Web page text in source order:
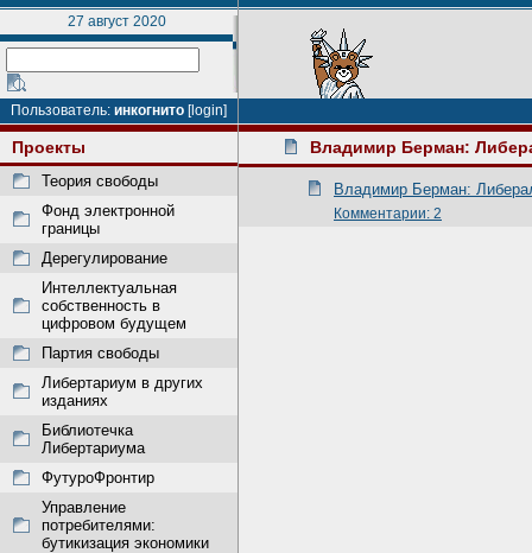
27 август 2020
Пользователь: инкогнито [login]
Проекты
Теория свободы
Фонд электронной
границы
Дерегулирование
Интеллектуальная
собственность в
цифровом будущем
Партия свободы
Либертариум в других
изданиях
Библиотечка
Либертариума
ФутуроФронтир
Управление
потребителями:
бутикизация экономики
Владимир Берман:
Владимир Берман:
Комментарии: 2